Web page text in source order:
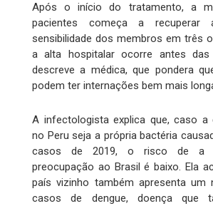
Após o início do tratamento, a
pacientes começa a
sensibilidade dos membros em três
a alta hospitalar ocorre antes das
descreve a médica, que pondera
podem ter internações bem mais
A infectologista explica que, caso a
no Peru seja a própria bactéria
casos de 2019, o risco de a
preocupação ao Brasil é baixo. Ela
país vizinho também apresenta um
casos de dengue, doença que